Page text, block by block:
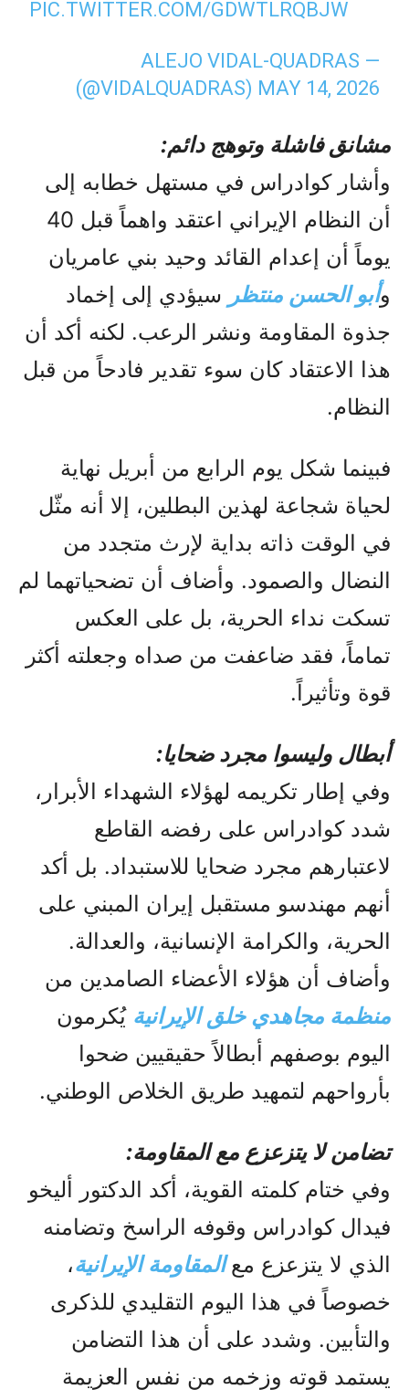
PIC.TWITTER.COM/GDWTLRQBJW
— ALEJO VIDAL-QUADRAS
(@VIDALQUADRAS) MAY 14, 2026
مشانق فاشلة وتوهج دائم:
وأشار كوادراس في مستهل خطابه إلى
أن النظام الإيراني اعتقد واهماً قبل 40
يوماً أن إعدام القائد وحيد بني عامريان
وأبو الحسن منتظر سيؤدي إلى إخماد
جذوة المقاومة ونشر الرعب. لكنه أكد أن
هذا الاعتقاد كان سوء تقدير فادحاً من قبل
النظام.
فبينما شكل يوم الرابع من أبريل نهاية
لحياة شجاعة لهذين البطلين، إلا أنه مثّل
في الوقت ذاته بداية لإرث متجدد من
النضال والصمود. وأضاف أن تضحياتهما لم
تسكت نداء الحرية، بل على العكس
تماماً، فقد ضاعفت من صداه وجعلته أكثر
قوة وتأثيراً.
أبطال وليسوا مجرد ضحايا:
وفي إطار تكريمه لهؤلاء الشهداء الأبرار،
شدد كوادراس على رفضه القاطع
لاعتبارهم مجرد ضحايا للاستبداد. بل أكد
أنهم مهندسو مستقبل إيران المبني على
الحرية، والكرامة الإنسانية، والعدالة.
وأضاف أن هؤلاء الأعضاء الصامدين من
منظمة مجاهدي خلق الإيرانية يُكرمون
اليوم بوصفهم أبطالاً حقيقيين ضحوا
بأرواحهم لتمهيد طريق الخلاص الوطني.
تضامن لا يتزعزع مع المقاومة:
وفي ختام كلمته القوية، أكد الدكتور أليخو
فيدال كوادراس وقوفه الراسخ وتضامنه
الذي لا يتزعزع معالمقاومة الإيرانية،
خصوصاً في هذا اليوم التقليدي للذكرى
والتأبين. وشدد على أن هذا التضامن
يستمد قوته وزخمه من نفس العزيمة